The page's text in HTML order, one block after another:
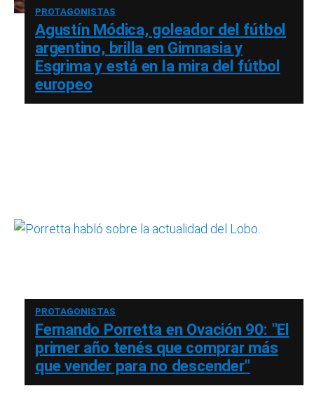
PROTAGONISTAS
Agustín Módica, goleador del fútbol
argentino, brilla en Gimnasia y
Esgrima y está en la mira del fútbol
europeo
PROTAGONISTAS
Fernando Porretta en Ovación 90: "El
primer año tenés que comprar más
que vender para no descender"